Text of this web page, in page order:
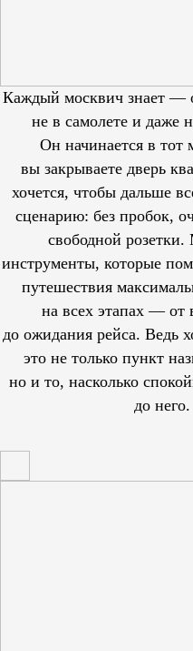
Каждый москвич знает —
не в самолете и даже
Он начинается в тот
вы закрываете дверь
хочется, чтобы дальше
сценарию: без пробок,
свободной
инструменты, которые
путешествия
на всех этапах — от
до ожидания рейса. Ведь
это не только пункт
но и то, насколько
до него.